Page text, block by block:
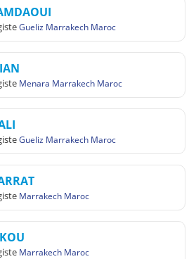
Gueliz Marrakech Maroc
Menara Marrakech Maroc
Gueliz Marrakech Maroc
Marrakech Maroc
Marrakech Maroc